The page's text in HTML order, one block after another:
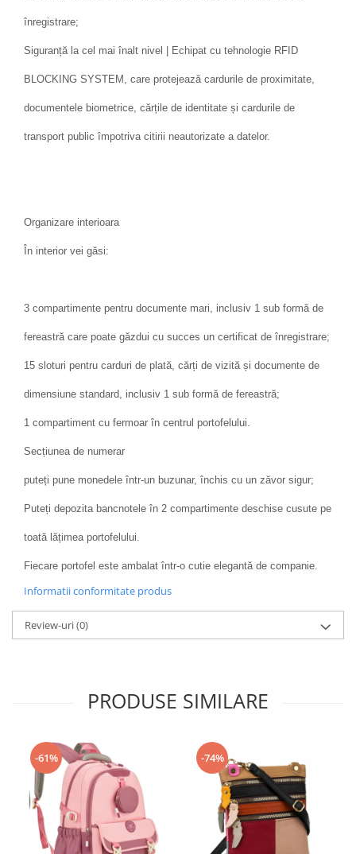
înregistrare;
Siguranță la cel mai înalt nivel | Echipat cu tehnologie RFID
BLOCKING SYSTEM, care protejează cardurile de proximitate,
documentele biometrice, cărțile de identitate și cardurile de
transport public împotriva citirii neautorizate a datelor.
Organizare interioara
În interior vei găsi:
3 compartimente pentru documente mari, inclusiv 1 sub formă de
fereastră care poate găzdui cu succes un certificat de înregistrare;
15 sloturi pentru carduri de plată, cărți de vizită și documente de
dimensiune standard, inclusiv 1 sub formă de fereastră;
1 compartiment cu fermoar în centrul portofelului.
Secțiunea de numerar
puteți pune monedele într-un buzunar, închis cu un zăvor sigur;
Puteți depozita bancnotele în 2 compartimente deschise cusute pe
toată lățimea portofelului.
Fiecare portofel este ambalat într-o cutie elegantă de companie.
Informatii conformitate produs
Review-uri(0)
PRODUSE SIMILARE
-61% -74%